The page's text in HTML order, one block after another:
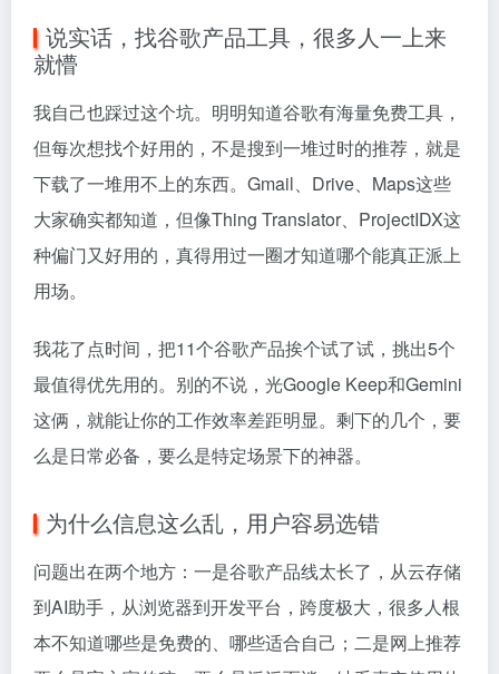
说实话，找谷歌产品工具，很多人一上来
就懵
我自己也踩过这个坑。明明知道谷歌有海量免费工具，
但每次想找个好用的，不是搜到一堆过时的推荐，就是
下载了一堆用不上的东西。Gmail、Drive、Maps这些
大家确实都知道，但像Thing Translator、ProjectIDX这
种偏门又好用的，真得用过一圈才知道哪个能真正派上
用场。
我花了点时间，把11个谷歌产品挨个试了试，挑出5个
最值得优先用的。别的不说，光Google Keep和Gemini
这俩，就能让你的工作效率差距明显。剩下的几个，要
么是日常必备，要么是特定场景下的神器。
为什么信息这么乱，用户容易选错
问题出在两个地方：一是谷歌产品线太长了，从云存储
到AI助手，从浏览器到开发平台，跨度极大，很多人根
本不知道哪些是免费的、哪些适合自己；二是网上推荐